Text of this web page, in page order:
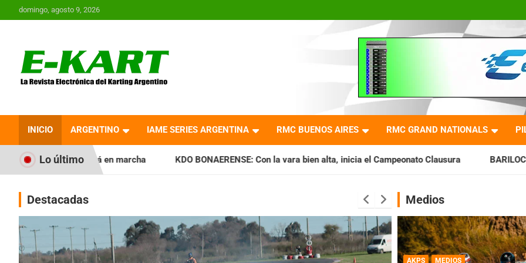
Saltar
al
domingo, agosto 9, 2026
Revista Electrónica del
Karting en Argentina
INICIO ARGENTINO IAME SERIES ARGENTINA RMC BUENOS AIRES RMC GRAND NATIONALS
Lo último
en marcha KDO BONAERENSE: Con la vara bien alta, inicia el Campeonato Clausura BARILOCHENSE: Preparan una
Destacadas Medios
AKPS MEDIOS